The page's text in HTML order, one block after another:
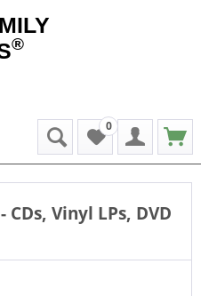
®
0
CDs, Vinyl LPs, DVD